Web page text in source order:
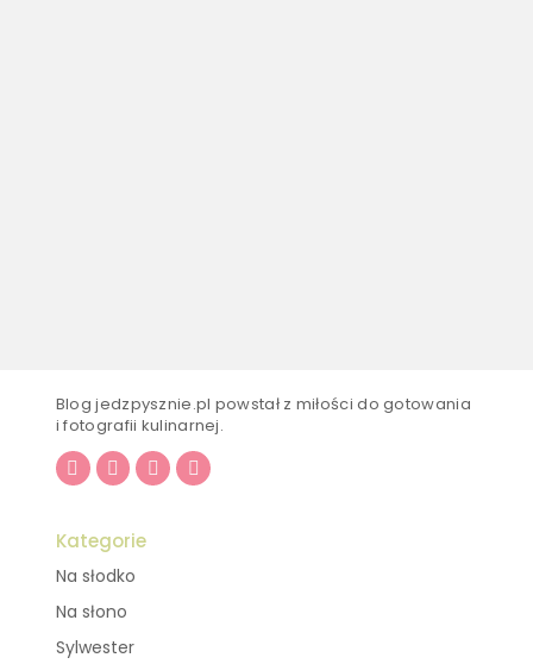
Blog jedzpysznie.pl powstał z miłości do gotowania
i fotografii kulinarnej.
Kategorie
Na słodko
Na słono
Sylwester